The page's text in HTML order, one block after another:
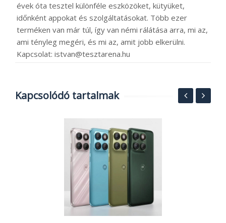
évek óta tesztel különféle eszközöket, kütyüket,
időnként appokat és szolgáltatásokat. Több ezer
terméken van már túl, így van némi rálátása arra, mi az,
ami tényleg megéri, és mi az, amit jobb elkerülni.
Kapcsolat: istvan@tesztarena.hu
Kapcsolódó tartalmak